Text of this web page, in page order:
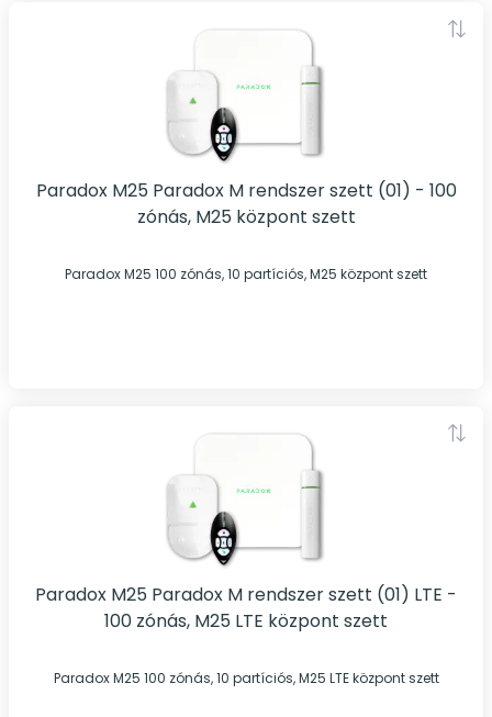
Paradox M25 Paradox M rendszer szett (01) - 100
zónás, M25 központ szett
Paradox M25 100 zónás, 10 partíciós, M25 központ szett
Paradox M25 Paradox M rendszer szett (01) LTE -
100 zónás, M25 LTE központ szett
Paradox M25 100 zónás, 10 partíciós, M25 LTE központ szett